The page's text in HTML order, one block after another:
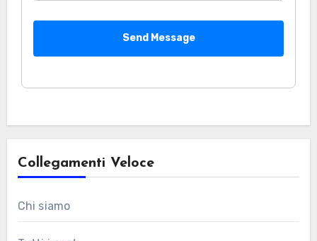
Send Message
Collegamenti Veloce
Chi siamo